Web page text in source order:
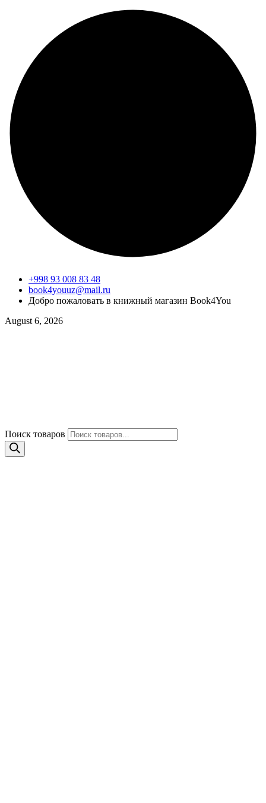
+998 93 008 83 48
book4youuz@mail.ru
Добро пожаловать в книжный магазин Book4You
August 6, 2026
Поиск товаров